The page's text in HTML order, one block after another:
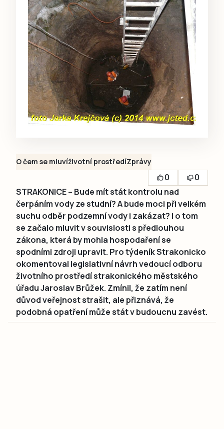
O čem se mluvíživotní prostředíZprávy
0
0
STRAKONICE – Bude mít stát kontrolu nad
čerpáním vody ze studní? A bude moci při velkém
suchu odběr podzemní vody i zakázat? I o tom
se začalo mluvit v souvislosti s předlouhou
zákona, která by mohla hospodaření se
spodními zdroji upravit. Pro týdeník Strakonicko
okomentoval legislativní návrh vedoucí odboru
životního prostředí strakonického městského
úřadu Jaroslav Brůžek. Zmínil, že zatím není
důvod veřejnost strašit, ale přiznává, že
podobná opatření může stát v budoucnu zavést.